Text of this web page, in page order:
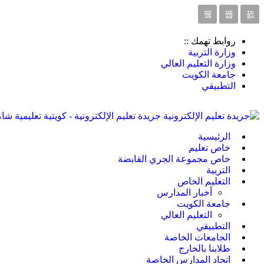
روابط تهمك ::
وزارة التربية
وزارة التعليم العالي
جامعة الكويت
التطبيقي
جريدة تعليم الإلكترونية - كويتية تعليمية
الرئيسية
خاص تعليم
خاص مجموعة الجري القابضة
التربية
التعليم الخاص
أخبار المدارس
جامعة الكويت
التعليم العالي
التطبيقي
الجامعات الخاصة
طلابنا بالخارج
اتحاد المدارس الخاصة